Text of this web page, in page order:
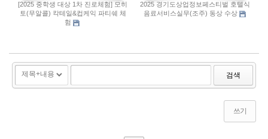
[2025 중학생 대상 1차 진로체험] 모히
토(무알콜) 칵테일&컵케익 파티쉐 체
험
2025 경기도상업정보페스티벌 호텔식
음료서비스실무(조주) 동상 수상
검색
쓰기